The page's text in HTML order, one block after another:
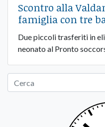
Scontro alla
famiglia con tre
Due piccoli trasferiti in
neonato al Pronto